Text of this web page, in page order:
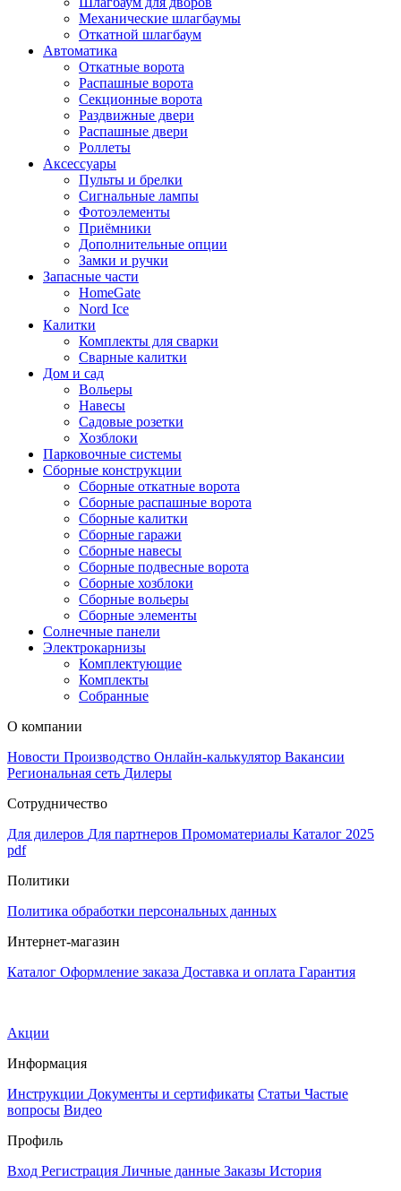
Механические шлагбаумы
Откатной шлагбаум
Автоматика
Откатные ворота
Распашные ворота
Секционные ворота
Раздвижные двери
Распашные двери
Роллеты
Аксессуары
Пульты и брелки
Сигнальные лампы
Фотоэлементы
Приёмники
Дополнительные опции
Замки и ручки
Запасные части
HomeGate
Nord Ice
Калитки
Комплекты для сварки
Сварные калитки
Дом и сад
Вольеры
Навесы
Садовые розетки
Хозблоки
Парковочные системы
Сборные конструкции
Сборные откатные ворота
Сборные распашные ворота
Сборные калитки
Сборные гаражи
Сборные навесы
Сборные подвесные ворота
Сборные хозблоки
Сборные вольеры
Сборные элементы
Солнечные панели
Электрокарнизы
Комплектующие
Комплекты
Собранные
О компании
Новости Производство Онлайн-калькулятор Вакансии
Региональная сеть Дилеры
Сотрудничество
Для дилеров Для партнеров Промоматериалы Каталог 2025
pdf
Политики
Политика обработки персональных данных
Интернет-магазин
Каталог Оформление заказа Доставка и оплата Гарантия
Акции
Информация
Инструкции Документы и сертификаты Статьи Частые
вопросы Видео
Профиль
Вход Регистрация Личные данные Заказы История